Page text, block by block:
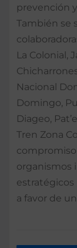
prevención
También se
La Colonial,
Nacional
Domingo,
Diageo,
Tren Zona
organismos
a favor de